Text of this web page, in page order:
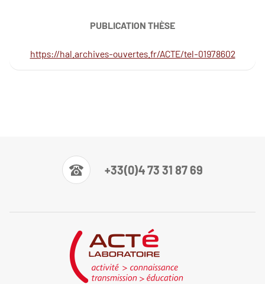
PUBLICATION THÈSE
https://hal.archives-ouvertes.fr/ACTE/tel-01978602
+33(0)4 73 31 87 69